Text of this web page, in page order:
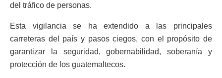
del tráfico de personas.
Esta vigilancia se ha extendido a las principales
carreteras del país y pasos ciegos, con el propósito de
garantizar la seguridad, gobernabilidad, soberanía y
protección de los guatemaltecos.